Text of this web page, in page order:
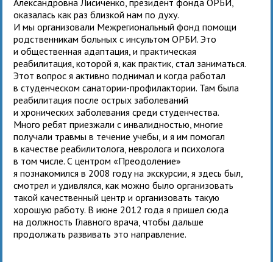
оказалась как раз близкой нам по духу.
И мы организовали Межрегиональный фонд помощи
родственникам больных с инсультом ОРБИ. Это
и общественная адаптация, и практическая
реабилитация, которой я, как практик, стал заниматься.
Этот вопрос я активно поднимал и когда работал
в студенческом санатории-профилактории. Там была
реабилитация после острых заболеваний
и хронических заболевания среди студенчества.
Много ребят приезжали с инвалидностью, многие
получали травмы в течение учебы, и я им помогал
в качестве реабилитолога, невролога и психолога
в том числе. С центром «Преодоление»
я познакомился в 2008 году на экскурсии, я здесь был,
смотрел и удивлялся, как можно было организовать
такой качественный центр и организовать такую
хорошую работу. В июне 2012 года я пришел сюда
на должность Главного врача, чтобы дальше
продолжать развивать это направление.